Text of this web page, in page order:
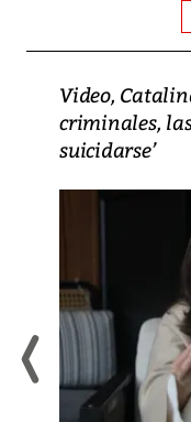
Video,
criminales,
suicidarse’